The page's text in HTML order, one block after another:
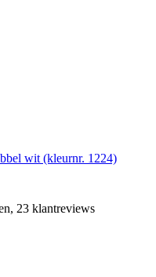
wit (kleurnr. 1224)
23 klantreviews